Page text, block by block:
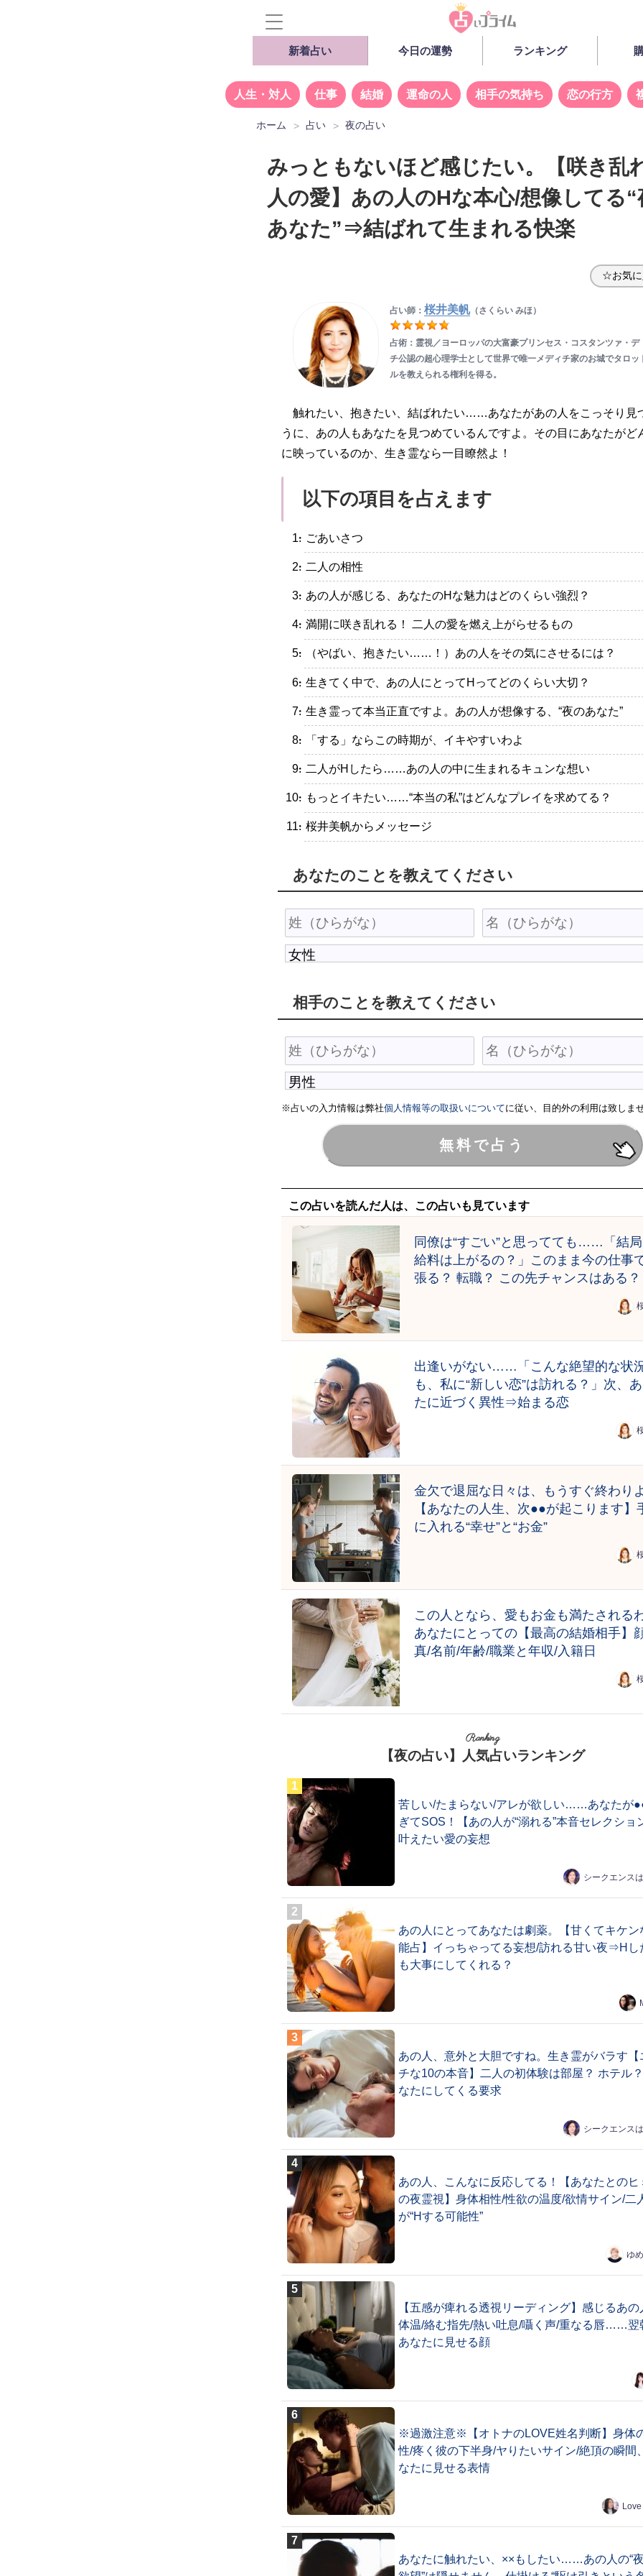
新着占い 今日の運勢 ランキング
人生・対人 仕事 結婚 運命の人 相手の気持ち 恋の行方
ホーム 占い 夜の占い
みっともないほど感じたい。【咲き乱
人の愛】あの人のHな本心/想像してる“
あなた”⇒結ばれて生まれる快楽
☆お気に
占い師： 桜井美帆（さくらい みほ）
占術：霊視／ヨーロッパの大富豪プリンセス・コスタンツァ・デ
チ公認の超心理学士として世界で唯一メディチ家のお城でタロッ
ルを教えられる権利を得る。
触れたい、抱きたい、結ばれたい……あなたがあの人をこっそり見
うに、あの人もあなたを見つめているんですよ。その目にあなたがど
に映っているのか、生き霊なら一目瞭然よ！
以下の項目を占えます
・ごあいさつ
・二人の相性
・あの人が感じる、あなたのHな魅力はどのくらい強烈？
・満開に咲き乱れる！ 二人の愛を燃え上がらせるもの
・（やばい、抱きたい……！）あの人をその気にさせるには？
・生きてく中で、あの人にとってHってどのくらい大切？
・生き霊って本当正直ですよ。あの人が想像する、“夜のあなた”
・「する」ならこの時期が、イキやすいわよ
・二人がHしたら……あの人の中に生まれるキュンな想い
・もっとイキたい……“本当の私”はどんなプレイを求めてる？
・桜井美帆からメッセージ
あなたのことを教えてください
相手のことを教えてください
※占いの入力情報は弊社個人情報等の取扱いについてに従い、目的外の利用は致しませ
この占いを読んだ人は、この占いも見ています
同僚は“すごい”と思ってても……「結局
給料は上がるの？」このまま今の仕事
張る？ 転職？ この先チャンスはある？
出逢いがない……「こんな絶望的な状
も、私に“新しい恋”は訪れる？」次、
たに近づく異性⇒始まる恋
金欠で退屈な日々は、もうすぐ終わりよ
【あなたの人生、次●●が起こります】
に入れる“幸せ”と“お金”
この人となら、愛もお金も満たされるわ
あなたにとっての【最高の結婚相手】
真/名前/年齢/職業と年収/入籍日
Ranking
【夜の占い】人気占いランキング
苦しい/たまらない/アレが欲しい……あなたが
ぎてSOS！【あの人が“溺れる”本音セレクショ
叶えたい愛の妄想
シークエンス
あの人にとってあなたは劇薬。【甘くてキケン
能占】イっちゃってる妄想/訪れる甘い夜⇒Hし
も大事にしてくれる？
あの人、意外と大胆ですね。生き霊がバラす【
チな10の本音】二人の初体験は部屋？ ホテル
なたにしてくる要求
シークエンス
あの人、こんなに反応してる！【あなたとのヒ
の夜霊視】身体相性/性欲の温度/欲情サイン/二
が“Hする可能性”
ゆ
【五感が痺れる透視リーディング】感じるあの
体温/絡む指先/熱い吐息/囁く声/重なる唇……翌
あなたに見せる顔
※過激注意※【オトナのLOVE姓名判断】身体
性/疼く彼の下半身/ヤりたいサイン/絶頂の瞬間
なたに見せる表情
あなたに触れたい、××もしたい……あの人の“